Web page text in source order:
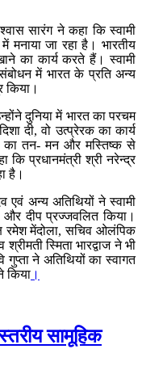
सारंग ने कहा कि स्वामी
मनाया जा रहा है। भारतीय
का कार्य करते हैं। स्वामी
में भारत के प्रति अन्य
किया।
दुनिया में भारत का परचम
दी, वो उत्प्रेरक का कार्य
का तन- मन और मस्तिष्क से
प्रधानमंत्री श्री नरेन्द्र
है।
एवं अन्य अतिथियों ने स्वामी
और दीप प्रज्जवलित किया।
रमेश मेंदोला, सचिव ओलंपिक
स्मिता भारद्वाज ने भी
ने अतिथियों का स्वागत
किया ।
सामूहिक